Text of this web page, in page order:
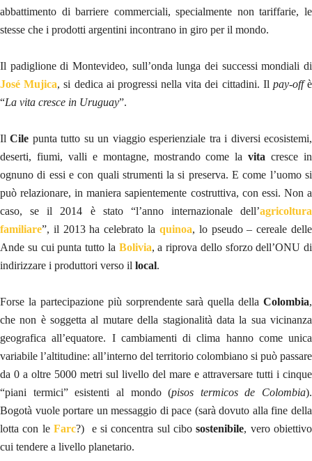
abbattimento di barriere commerciali, specialmente non tariffarie, le
stesse che i prodotti argentini incontrano in giro per il mondo.
Il padiglione di Montevideo, sull’onda lunga dei successi mondiali di
José Mujica, si dedica ai progressi nella vita dei cittadini. Il pay-offè
“La vita cresce in Uruguay”.
IlCile punta tutto su un viaggio esperienziale tra i diversi ecosistemi,
deserti, fiumi, valli e montagne, mostrando come lavita cresce in
ognuno di essi e con quali strumenti la si preserva. E come l’uomo si
può relazionare, in maniera sapientemente costruttiva, con essi. Non a
caso, se il 2014 è stato “l’anno internazionale dell’agricoltura
familiare”, il 2013 ha celebrato la quinoa, lo pseudo – cereale delle
Ande su cui punta tutto la Bolivia, a riprova dello sforzo dell’ONU di
indirizzare i produttori verso il local.
Forse la partecipazione più sorprendente sarà quella della Colombia,
che non è soggetta al mutare della stagionalità data la sua vicinanza
geografica all’equatore. I cambiamenti di clima hanno come unica
variabile l’altitudine: all’interno del territorio colombiano si può passare
da 0 a oltre 5000 metri sul livello del mare e attraversare tutti i cinque
“piani termici” esistenti al mondo (pisos termicos de Colombia).
Bogotà vuole portare un messaggio di pace (sarà dovuto alla fine della
lotta con le Farc?) e si concentra sul cibosostenibile, vero obiettivo
cui tendere a livello planetario.